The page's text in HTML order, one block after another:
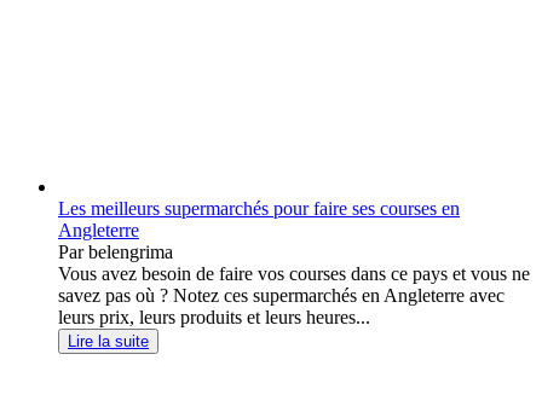
Les meilleurs supermarchés pour faire ses courses en
Angleterre
Par belengrima
Vous avez besoin de faire vos courses dans ce pays et vous ne
savez pas où ? Notez ces supermarchés en Angleterre avec
leurs prix, leurs produits et leurs heures...
Lire la suite